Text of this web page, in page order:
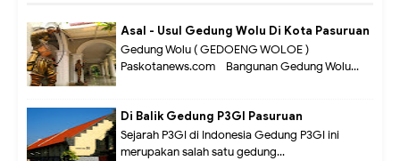
Asal - Usul Gedung Wolu Di Kota Pasuruan
Gedung Wolu ( GEDOENG WOLOE )
Paskotanews.com - Bangunan Gedung Wolu...
Di Balik Gedung P3GI Pasuruan
Sejarah P3GI di Indonesia Gedung P3GI ini
merupakan salah satu gedung...